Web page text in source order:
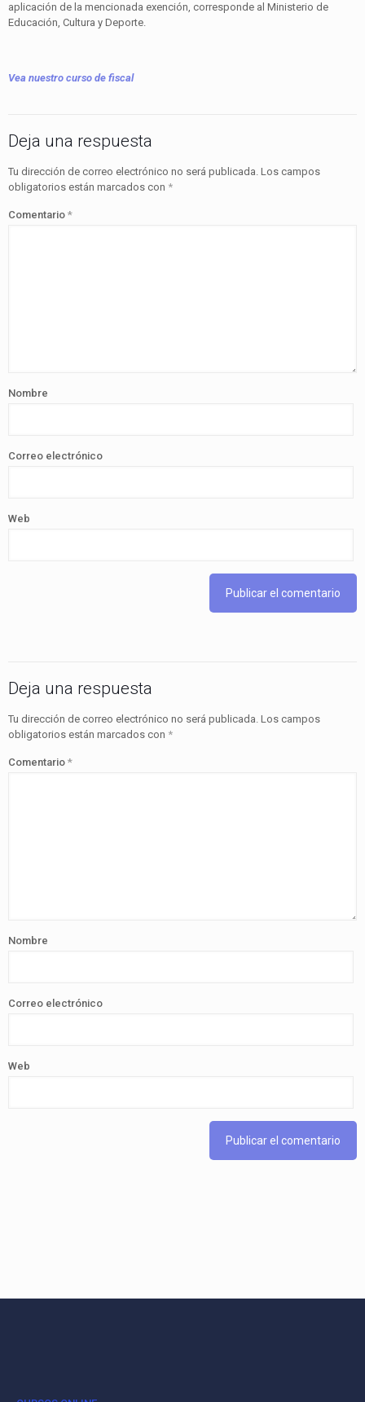
aplicación de la mencionada exención, corresponde al Ministerio de
Educación, Cultura y Deporte.
Vea nuestro curso de fiscal
Deja una respuesta
Tu dirección de correo electrónico no será publicada. Los campos
obligatorios están marcados con *
Comentario *
Nombre
Correo electrónico
Web
Deja una respuesta
Tu dirección de correo electrónico no será publicada. Los campos
obligatorios están marcados con *
Comentario *
Nombre
Correo electrónico
Web